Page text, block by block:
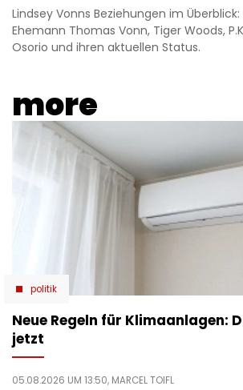
Lindsey Vonns Beziehungen im
Ehemann Thomas Vonn, Tiger Woods,
Osorio und ihren aktuellen Status.
more
politik
Neue Regeln für Klimaanlagen:
jetzt
05.08.2026 UM 13:50, MARCEL TOIFL